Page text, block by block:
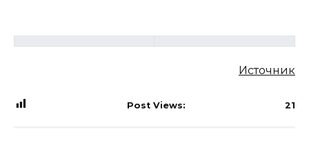
Источник
Post Views: 21